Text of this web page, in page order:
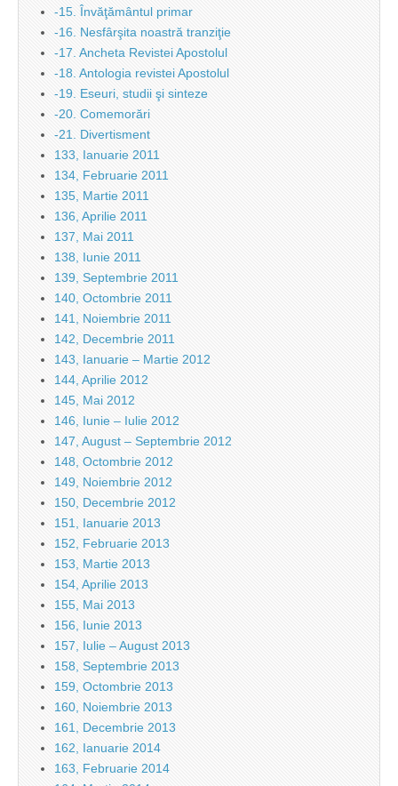
-15. Învăţământul primar
-16. Nesfârşita noastră tranziţie
-17. Ancheta Revistei Apostolul
-18. Antologia revistei Apostolul
-19. Eseuri, studii şi sinteze
-20. Comemorări
-21. Divertisment
133, Ianuarie 2011
134, Februarie 2011
135, Martie 2011
136, Aprilie 2011
137, Mai 2011
138, Iunie 2011
139, Septembrie 2011
140, Octombrie 2011
141, Noiembrie 2011
142, Decembrie 2011
143, Ianuarie – Martie 2012
144, Aprilie 2012
145, Mai 2012
146, Iunie – Iulie 2012
147, August – Septembrie 2012
148, Octombrie 2012
149, Noiembrie 2012
150, Decembrie 2012
151, Ianuarie 2013
152, Februarie 2013
153, Martie 2013
154, Aprilie 2013
155, Mai 2013
156, Iunie 2013
157, Iulie – August 2013
158, Septembrie 2013
159, Octombrie 2013
160, Noiembrie 2013
161, Decembrie 2013
162, Ianuarie 2014
163, Februarie 2014